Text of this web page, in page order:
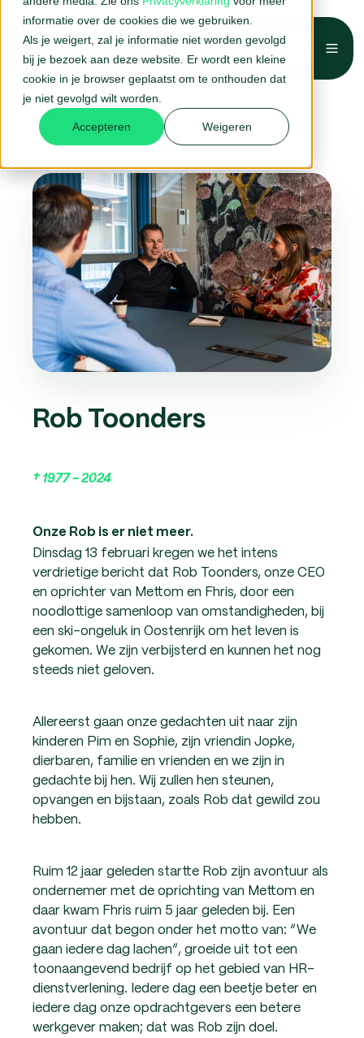
informatie over de cookies die we gebruiken.
Als je weigert, zal je informatie niet worden gevolgd
bij je bezoek aan deze website. Er wordt een kleine
cookie in je browser geplaatst om te onthouden dat
je niet gevolgd wilt worden.
Accepteren Weigeren
Belafspraak →
Home
Wij zijn mettom
Het team
Rob Toonders
Rob Toonders
† 1977 - 2024
Onze Rob is er niet meer.
Dinsdag 13 februari kregen we het intens
verdrietige bericht dat Rob Toonders, onze CEO
en oprichter van Mettom en Fhris, door een
noodlottige samenloop van omstandigheden, bij
een ski-ongeluk in Oostenrijk om het leven is
gekomen. We zijn verbijsterd en kunnen het nog
steeds niet geloven.
Allereerst gaan onze gedachten uit naar zijn
kinderen Pim en Sophie, zijn vriendin Jopke,
dierbaren, familie en vrienden en we zijn in
gedachte bij hen. Wij zullen hen steunen,
opvangen en bijstaan, zoals Rob dat gewild zou
hebben.
Ruim 12 jaar geleden startte Rob zijn avontuur als
ondernemer met de oprichting van Mettom en
daar kwam Fhris ruim 5 jaar geleden bij. Een
avontuur dat begon onder het motto van: “We
gaan iedere dag lachen”, groeide uit tot een
toonaangevend bedrijf op het gebied van HR-
dienstverlening. Iedere dag een beetje beter en
iedere dag onze opdrachtgevers een betere
werkgever maken; dat was Rob zijn doel.